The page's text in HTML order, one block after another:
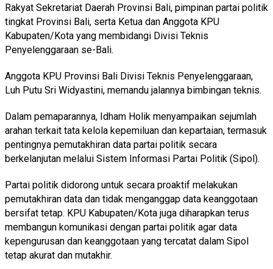
Rakyat Sekretariat Daerah Provinsi Bali, pimpinan partai politik
tingkat Provinsi Bali, serta Ketua dan Anggota KPU
Kabupaten/Kota yang membidangi Divisi Teknis
Penyelenggaraan se-Bali.
Anggota KPU Provinsi Bali Divisi Teknis Penyelenggaraan,
Luh Putu Sri Widyastini, memandu jalannya bimbingan teknis.
Dalam pemaparannya, Idham Holik menyampaikan sejumlah
arahan terkait tata kelola kepemiluan dan kepartaian, termasuk
pentingnya pemutakhiran data partai politik secara
berkelanjutan melalui Sistem Informasi Partai Politik (Sipol).
Partai politik didorong untuk secara proaktif melakukan
pemutakhiran data dan tidak menganggap data keanggotaan
bersifat tetap. KPU Kabupaten/Kota juga diharapkan terus
membangun komunikasi dengan partai politik agar data
kepengurusan dan keanggotaan yang tercatat dalam Sipol
tetap akurat dan mutakhir.